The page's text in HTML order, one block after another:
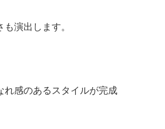
演出します。
感のあるスタイルが完成